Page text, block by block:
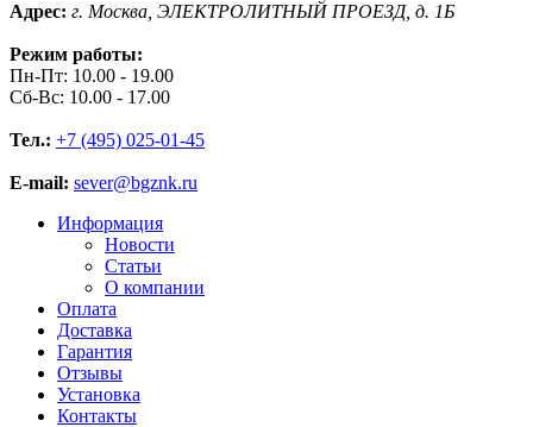
Адрес: г. Москва, ЭЛЕКТРОЛИТНЫЙ ПРОЕЗД, д. 1Б
Режим работы:
Пн-Пт: 10.00 - 19.00
Сб-Вс: 10.00 - 17.00
Тел.: +7 (495) 025-01-45
E-mail: sever@bgznk.ru
Информация
Новости
Статьи
О компании
Оплата
Доставка
Гарантия
Отзывы
Установка
Контакты